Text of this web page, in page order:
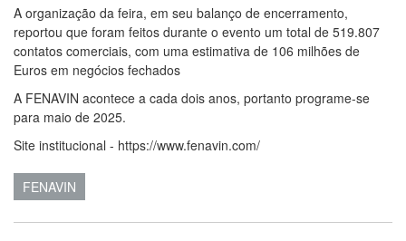
A organização da feira, em seu balanço de encerramento,
reportou que foram feitos durante o evento um total de 519.807
contatos comerciais, com uma estimativa de 106 milhões de
Euros em negócios fechados
A FENAVIN acontece a cada dois anos, portanto programe-se
para maio de 2025.
Site institucional - https://www.fenavin.com/
FENAVIN